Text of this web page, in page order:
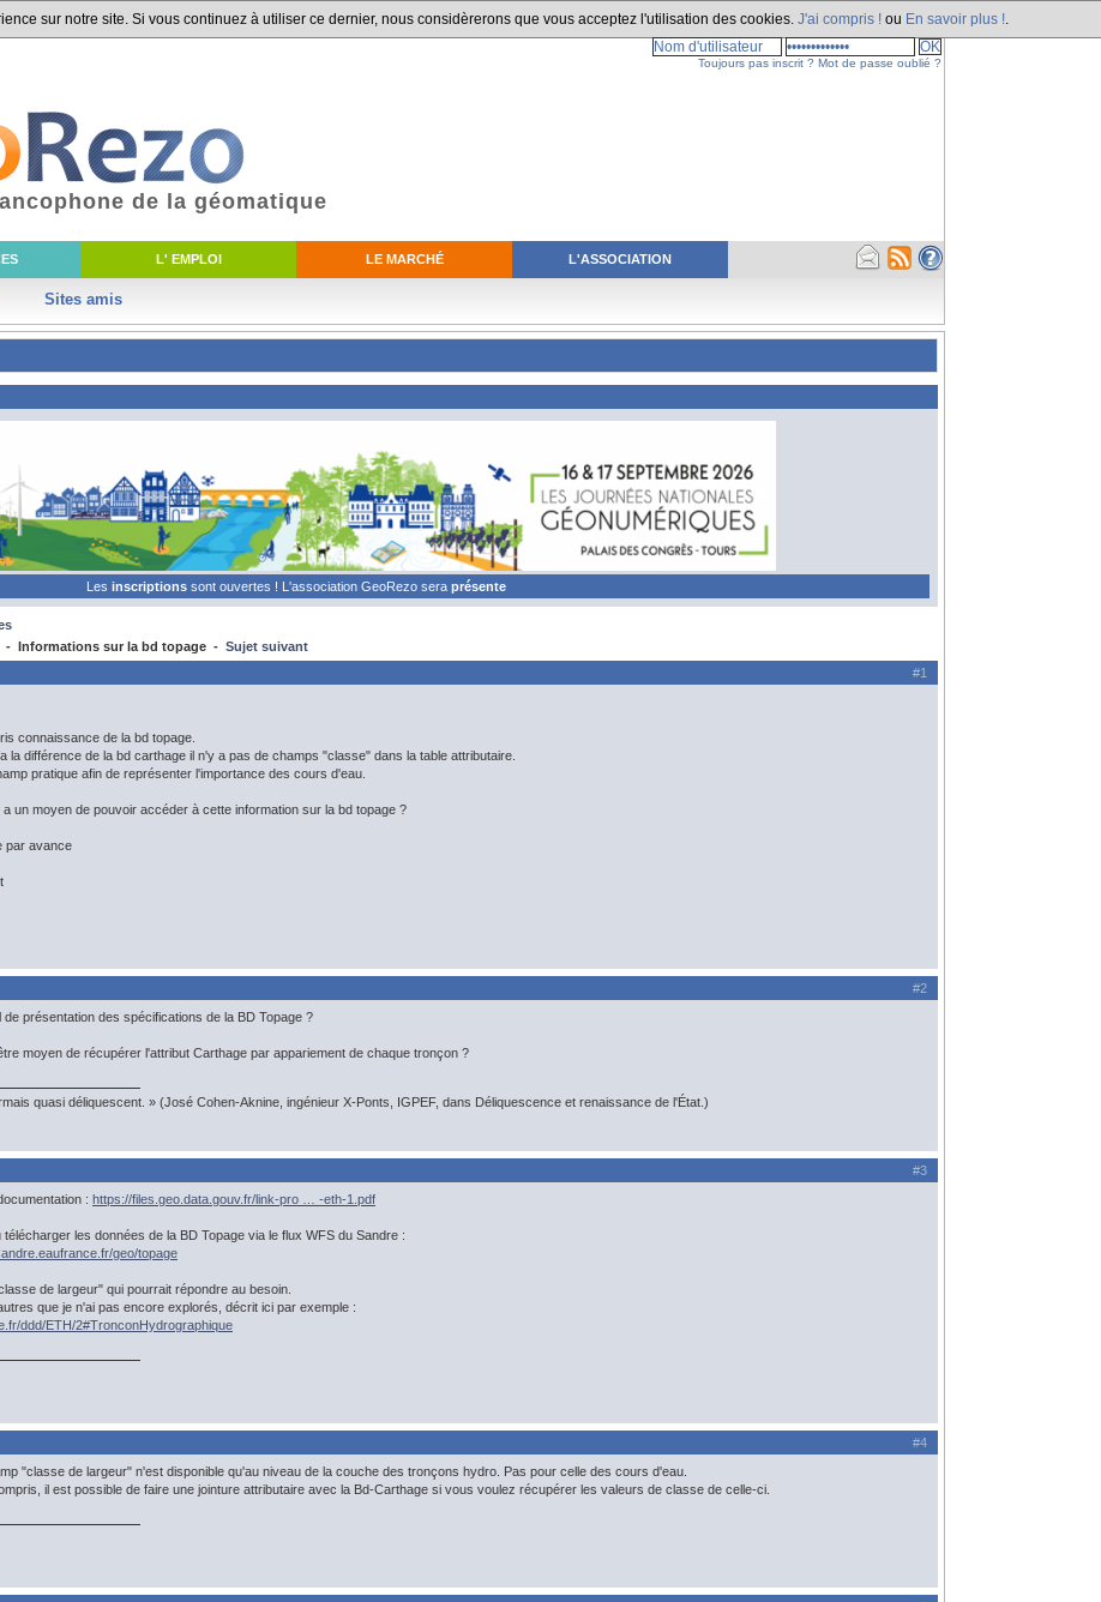
sur notre site. Si vous continuez à utiliser ce dernier, nous considèrerons que vous acceptez l'utilisation des cookies. J'ai compris ! ou En savoir plus !
L' EMPLOI LE MARCHÉ L'ASSOCIATION
Sites amis
de la géomatique
Toujours pas inscrit ? Mot de passe oublié ?
Les inscriptions sont ouvertes ! L'association GeoRezo sera présente
- Informations sur la bd topage - Sujet suivant
#1
connaissance de la bd topage.
la différence de la bd carthage il n'y a pas de champs "classe" dans la table attributaire.
pratique afin de représenter l'importance des cours d'eau.
un moyen de pouvoir accéder à cette information sur la bd topage ?
par avance
#2
de présentation des spécifications de la BD Topage ?
moyen de récupérer l'attribut Carthage par appariement de chaque tronçon ?
quasi déliquescent. » (José Cohen-Aknine, ingénieur X-Ponts, IGPEF, dans Déliquescence et renaissance de l'État.)
#3
: https://files.geo.data.gouv.fr/link-pro … -eth-1.pdf
télécharger les données de la BD Topage via le flux WFS du Sandre :
geo/topage
de largeur" qui pourrait répondre au besoin.
que je n'ai pas encore explorés, décrit ici par exemple :
ddd/ETH/2#TronconHydrographique
#4
"classe de largeur" n'est disponible qu'au niveau de la couche des tronçons hydro. Pas pour celle des cours d'eau.
il est possible de faire une jointure attributaire avec la Bd-Carthage si vous voulez récupérer les valeurs de classe de celle-ci.